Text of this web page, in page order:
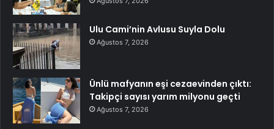
Ulu Cami’nin Avlusu Suyla Dolu
Ağustos 7, 2026
Ünlü mafyanın eşi cezaevinden çıktı:
Takipçi sayısı yarım milyonu geçti
Ağustos 7, 2026